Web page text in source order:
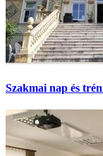
Szakmai nap és